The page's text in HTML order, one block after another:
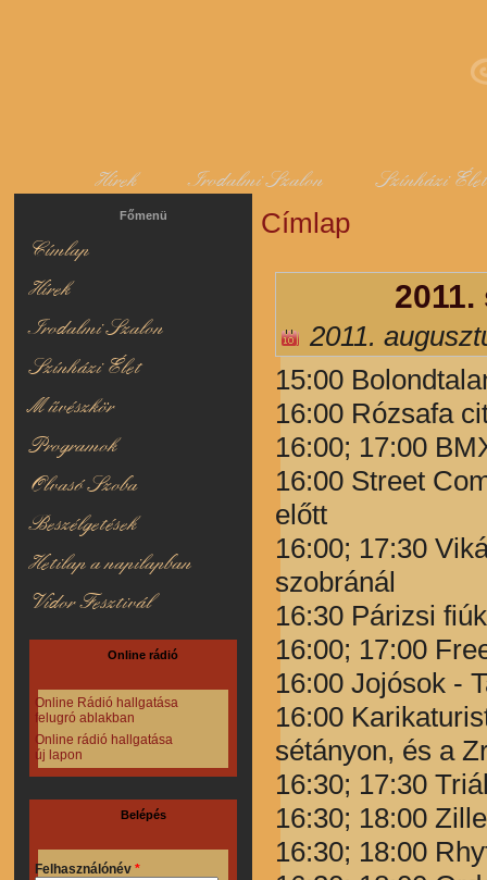
Hírek Irodalmi Szalon Színházi
Főmenü
Címlap
Hírek
Irodalmi Szalon
Színházi Élet
Művészkör
Programok
Olvasó Szoba
Beszélgetések
Hetilap a napilapban
Vidor Fesztivál
Online rádió
Online Rádió hallgatása
felugró ablakban
Online rádió hallgatása
új lapon
Belépés
Felhasználónév *
Jelenlegi hely
Címlap
2011.
15:00
16:00 Rózsafa
16:00; 17:00
16:00 Street
előtt
16:00; 17:30
szobránál
16:30 Párizsi
16:00; 17:00
16:00 Jojósok -
16:00
sétányon, és a
16:30; 17:30
16:30; 18:00
16:30; 18:00